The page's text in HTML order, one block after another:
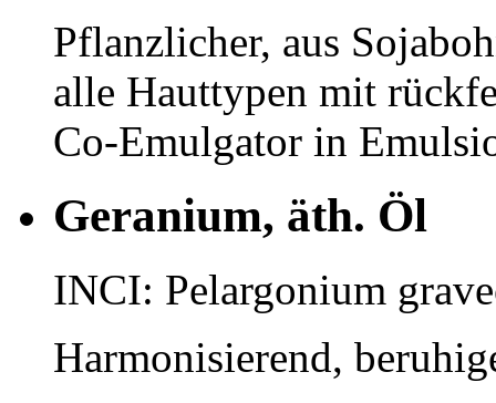
Pflanzlicher, aus
alle Hauttypen mit
Co-Emulgator in
Geranium, äth. Öl
INCI: Pelargonium
Harmonisierend,